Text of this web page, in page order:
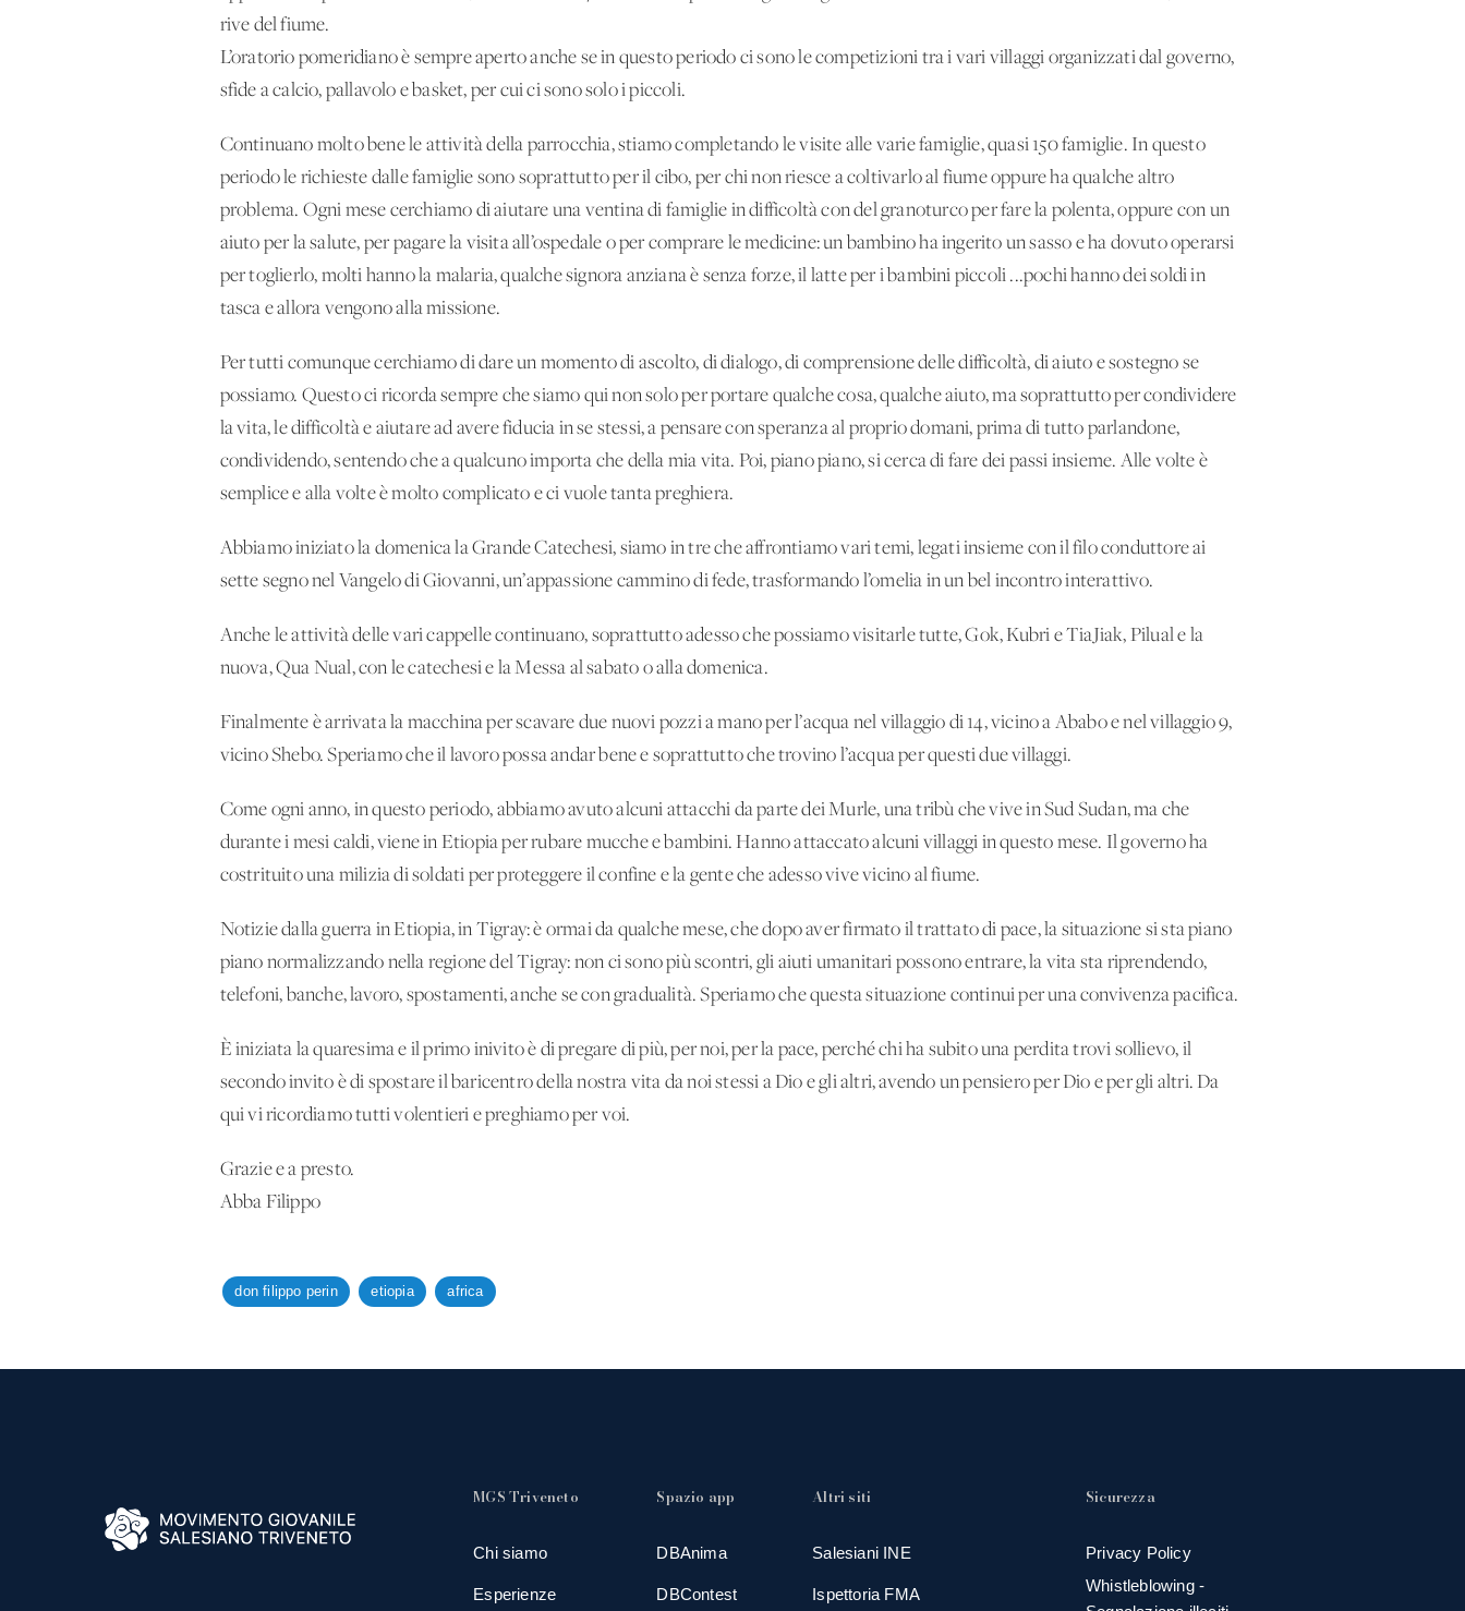
rive del fiume.
L’oratorio pomeridiano è sempre aperto anche se in questo periodo ci sono le competizioni tra i vari villaggi organizzati dal governo,
sfide a calcio, pallavolo e basket, per cui ci sono solo i piccoli.
Continuano molto bene le attività della parrocchia, stiamo completando le visite alle varie famiglie, quasi 150 famiglie. In questo
periodo le richieste dalle famiglie sono soprattutto per il cibo, per chi non riesce a coltivarlo al fiume oppure ha qualche altro
problema. Ogni mese cerchiamo di aiutare una ventina di famiglie in difficoltà con del granoturco per fare la polenta, oppure con un
aiuto per la salute, per pagare la visita all’ospedale o per comprare le medicine: un bambino ha ingerito un sasso e ha dovuto operarsi
per toglierlo, molti hanno la malaria, qualche signora anziana è senza forze, il latte per i bambini piccoli ...pochi hanno dei soldi in
tasca e allora vengono alla missione.
Per tutti comunque cerchiamo di dare un momento di ascolto, di dialogo, di comprensione delle difficoltà, di aiuto e sostegno se
possiamo. Questo ci ricorda sempre che siamo qui non solo per portare qualche cosa, qualche aiuto, ma soprattutto per condividere
la vita, le difficoltà e aiutare ad avere fiducia in se stessi, a pensare con speranza al proprio domani, prima di tutto parlandone,
condividendo, sentendo che a qualcuno importa che della mia vita. Poi, piano piano, si cerca di fare dei passi insieme. Alle volte è
semplice e alla volte è molto complicato e ci vuole tanta preghiera.
Abbiamo iniziato la domenica la Grande Catechesi, siamo in tre che affrontiamo vari temi, legati insieme con il filo conduttore ai
sette segno nel Vangelo di Giovanni, un’appassione cammino di fede, trasformando l’omelia in un bel incontro interattivo.
Anche le attività delle vari cappelle continuano, soprattutto adesso che possiamo visitarle tutte, Gok, Kubri e TiaJiak, Pilual e la
nuova, Qua Nual, con le catechesi e la Messa al sabato o alla domenica.
Finalmente è arrivata la macchina per scavare due nuovi pozzi a mano per l’acqua nel villaggio di 14, vicino a Ababo e nel villaggio 9,
vicino Shebo. Speriamo che il lavoro possa andar bene e soprattutto che trovino l’acqua per questi due villaggi.
Come ogni anno, in questo periodo, abbiamo avuto alcuni attacchi da parte dei Murle, una tribù che vive in Sud Sudan, ma che
durante i mesi caldi, viene in Etiopia per rubare mucche e bambini. Hanno attaccato alcuni villaggi in questo mese. Il governo ha
costrituito una milizia di soldati per proteggere il confine e la gente che adesso vive vicino al fiume.
Notizie dalla guerra in Etiopia, in Tigray: è ormai da qualche mese, che dopo aver firmato il trattato di pace, la situazione si sta piano
piano normalizzando nella regione del Tigray: non ci sono più scontri, gli aiuti umanitari possono entrare, la vita sta riprendendo,
telefoni, banche, lavoro, spostamenti, anche se con gradualità. Speriamo che questa situazione continui per una convivenza pacifica.
È iniziata la quaresima e il primo inivito è di pregare di più, per noi, per la pace, perché chi ha subito una perdita trovi sollievo, il
secondo invito è di spostare il baricentro della nostra vita da noi stessi a Dio e gli altri, avendo un pensiero per Dio e per gli altri. Da
qui vi ricordiamo tutti volentieri e preghiamo per voi.
Grazie e a presto.
Abba Filippo
don filippo perin etiopia africa
MGS Triveneto
Chi siamo
Esperienze
Spazio app
DBAnima
DBContest
Altri siti
Salesiani INE
Ispettoria FMA
Sicurezza
Privacy Policy
Whistleblowing -